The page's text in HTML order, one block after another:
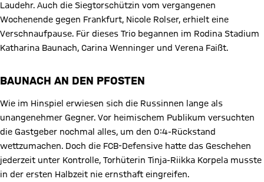
Laudehr. Auch die Siegtorschützin vom vergangenen
Wochenende gegen Frankfurt, Nicole Rolser, erhielt eine
Verschnaufpause. Für dieses Trio begannen im Rodina Stadium
Katharina Baunach, Carina Wenninger und Verena Faißt.
BAUNACH AN DEN PFOSTEN
Wie im Hinspiel erwiesen sich die Russinnen lange als
unangenehmer Gegner. Vor heimischem Publikum versuchten
die Gastgeber nochmal alles, um den 0:4-Rückstand
wettzumachen. Doch die FCB-Defensive hatte das Geschehen
jederzeit unter Kontrolle, Torhüterin Tinja-Riikka Korpela musste
in der ersten Halbzeit nie ernsthaft eingreifen.